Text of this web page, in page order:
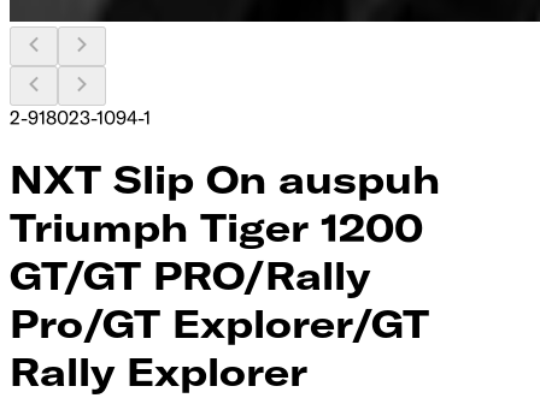
2-918023-1094-1
NXT Slip On auspuh
Triumph Tiger 1200
GT/GT PRO/Rally
Pro/GT Explorer/GT
Rally Explorer